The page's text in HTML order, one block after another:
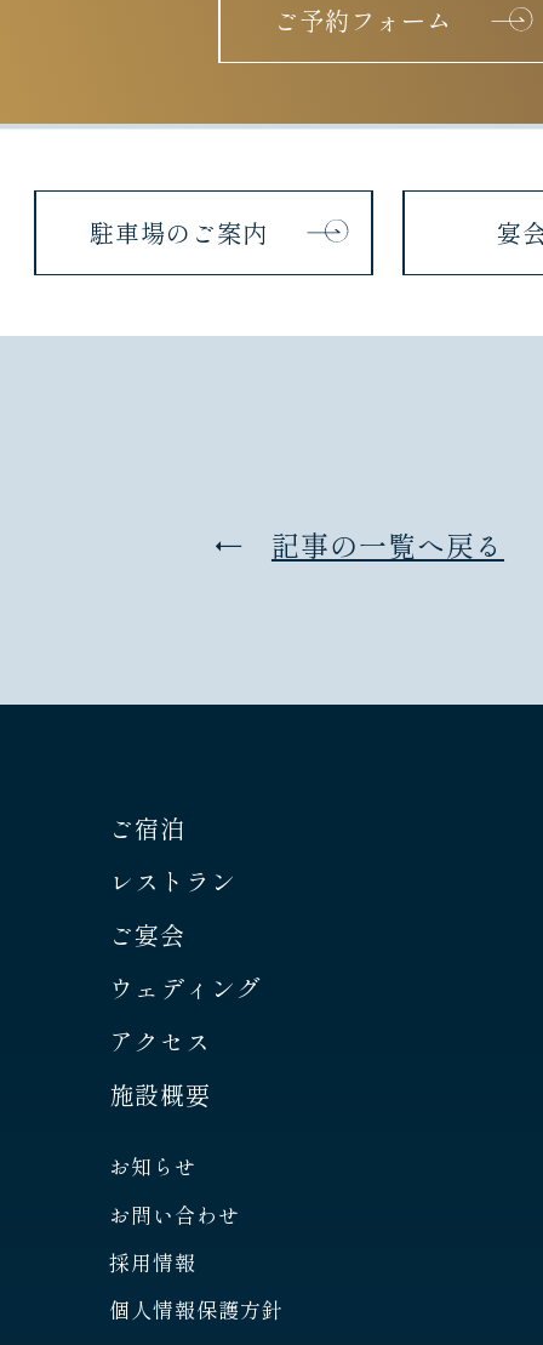
ご予約フォーム
駐車場のご案内 宴
記事の一覧へ戻る
ご宿泊
レストラン
ご宴会
ウェディング
アクセス
施設概要
お知らせ
お問い合わせ
採用情報
個人情報保護方針